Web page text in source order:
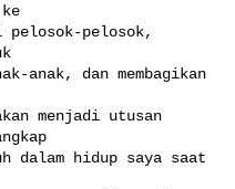
pelosok-pelosok,
anak, dan membagikan
menjadi utusan
dalam hidup saya saat